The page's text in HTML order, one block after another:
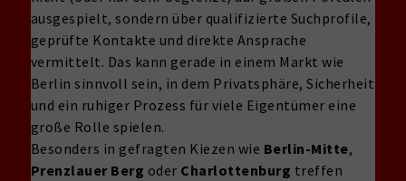
ausgespielt, sondern über qualifizierte Suchprofile,
geprüfte Kontakte und direkte Ansprache
vermittelt. Das kann gerade in einem Markt wie
Berlin sinnvoll sein, in dem Privatsphäre, Sicherheit
und ein ruhiger Prozess für viele Eigentümer eine
große Rolle spielen.
Besonders in gefragten Kiezen wie Berlin-Mitte,
Prenzlauer Berg oder Charlottenburg treffen